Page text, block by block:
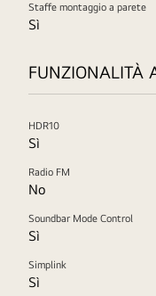
Staffe montaggio a parete
Sì
FUNZIONALITÀ
HDR10
Sì
Radio FM
No
Soundbar Mode Control
Sì
Simplink
Sì